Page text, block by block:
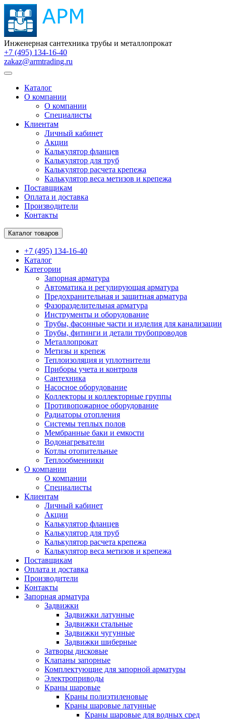
Инженерная сантехника трубы и металлопрокат
+7 (495) 134-16-40
zakaz@armtrading.ru
Каталог
О компании
О компании
Специалисты
Клиентам
Личный кабинет
Акции
Калькулятор фланцев
Калькулятор для труб
Калькулятор расчета крепежа
Калькулятор веса метизов и крепежа
Поставщикам
Оплата и доставка
Производители
Контакты
Каталог товаров
+7 (495) 134-16-40
Каталог
Категории
Запорная арматура
Автоматика и регулирующая арматура
Предохранительная и защитная арматура
Фазоразделительная арматура
Инструменты и оборудование
Трубы, фасонные части и изделия для канализации
Трубы, фитинги и детали трубопроводов
Металлопрокат
Метизы и крепеж
Теплоизоляция и уплотнители
Приборы учета и контроля
Сантехника
Насосное оборудование
Коллекторы и коллекторные группы
Противопожарное оборудование
Радиаторы отопления
Системы теплых полов
Мембранные баки и емкости
Водонагреватели
Котлы отопительные
Теплообменники
О компании
О компании
Специалисты
Клиентам
Личный кабинет
Акции
Калькулятор фланцев
Калькулятор для труб
Калькулятор расчета крепежа
Калькулятор веса метизов и крепежа
Поставщикам
Оплата и доставка
Производители
Контакты
Запорная арматура
Задвижки
Задвижки латунные
Задвижки стальные
Задвижки чугунные
Задвижки шиберные
Затворы дисковые
Клапаны запорные
Комплектующие для запорной арматуры
Электроприводы
Краны шаровые
Краны полиэтиленовые
Краны шаровые латунные
Краны шаровые для водных сред